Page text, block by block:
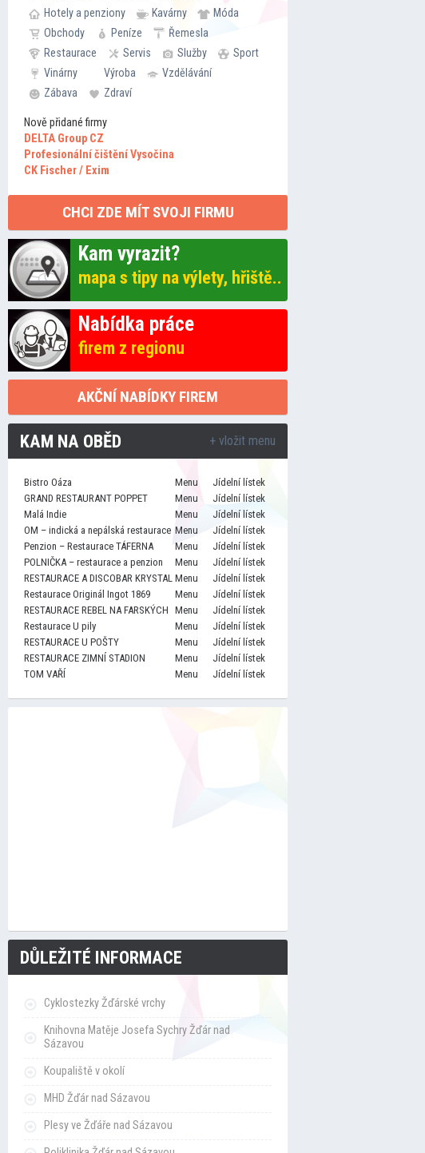
Hotely a penziony
Kavárny
Móda
Obchody
Peníze
Řemesla
Restaurace
Servis Služby
Sport
Vinárny
Výroba
Vzdělávání
Zábava
Zdraví
Nově přidané firmy
DELTA Group CZ
Profesionální čištění Vysočina
CK Fischer / Exim
CHCI ZDE MÍT SVOJI FIRMU
Kam vyrazit?
mapa s tipy na výlety, hřiště..
Nabídka práce
firem z regionu
AKČNÍ NABÍDKY FIREM
KAM NA OBĚD + vložit menu
Bistro Oáza Menu
Jídelní lístek
GRAND RESTAURANT POPPET
Menu
Jídelní lístek
Malá Indie
Menu
Jídelní lístek
OM – indická a nepálská restaurace Menu
Jídelní lístek
Penzion – Restaurace TÁFERNA
Menu
Jídelní lístek
POLNIČKA – restaurace a penzion
Menu
Jídelní lístek
RESTAURACE A DISCOBAR KRYSTAL Menu
Jídelní lístek
Restaurace Originál Ingot 1869
Menu
Jídelní lístek
RESTAURACE REBEL NA FARSKÝCH Menu
Jídelní lístek
Restaurace U pily
Menu
Jídelní lístek
RESTAURACE U POŠTY
Menu
Jídelní lístek
RESTAURACE ZIMNÍ STADION
Menu
Jídelní lístek
TOM VAŘÍ
Menu Jídelní lístek
DŮLEŽITÉ INFORMACE
Cyklostezky Žďárské vrchy
Knihovna Matěje Josefa Sychry Žďár nad
Sázavou
Koupaliště v okolí
MHD Žďár nad Sázavou
Plesy ve Žďáře nad Sázavou